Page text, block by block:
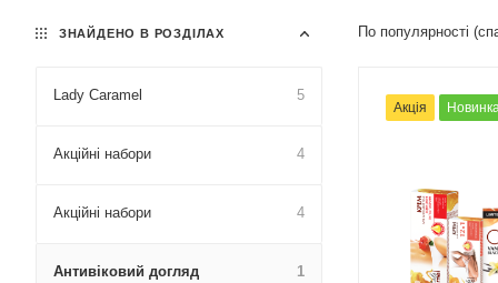
По популярності
Акція
ЗНАЙДЕНО В РОЗДІЛАХ
Lady Caramel 5
Акційні набори 4
Акційні набори 4
Антивіковий догляд 1